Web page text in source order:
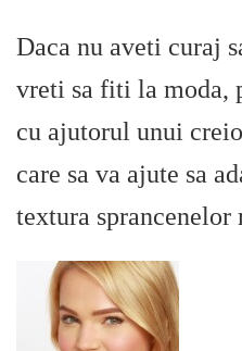
Daca nu aveti curaj
vreti sa fiti la moda,
cu ajutorul unui
care sa va ajute sa
textura